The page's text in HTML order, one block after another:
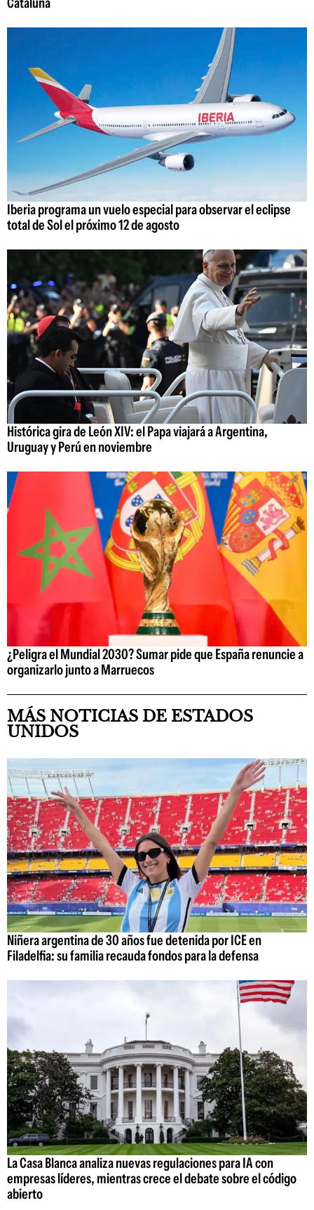
Iberia programa un vuelo especial para observar el eclipse
total de Sol el próximo 12 de agosto
Histórica gira de León XIV: el Papa viajará a Argentina,
Uruguay y Perú en noviembre
¿Peligra el Mundial 2030? Sumar pide que España renuncie a
organizarlo junto a Marruecos
MÁS NOTICIAS DE ESTADOS
UNIDOS
Niñera argentina de 30 años fue detenida por ICE en
Filadelfia: su familia recauda fondos para la defensa
La Casa Blanca analiza nuevas regulaciones para IA con
empresas líderes, mientras crece el debate sobre el código
abierto